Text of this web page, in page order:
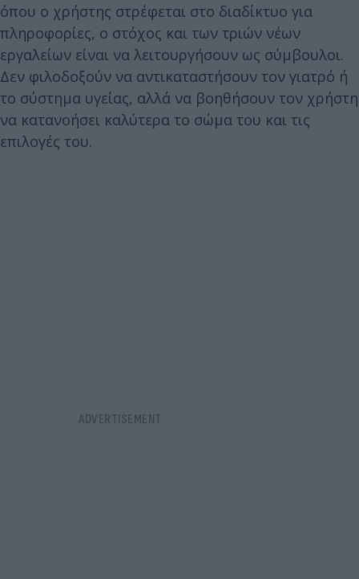
όπου ο χρήστης στρέφεται στο διαδίκτυο για
πληροφορίες, ο στόχος και των τριών νέων
εργαλείων είναι να λειτουργήσουν ως σύμβουλοι.
Δεν φιλοδοξούν να αντικαταστήσουν τον γιατρό ή
το σύστημα υγείας, αλλά να βοηθήσουν τον χρήστη
να κατανοήσει καλύτερα το σώμα του και τις
επιλογές του.